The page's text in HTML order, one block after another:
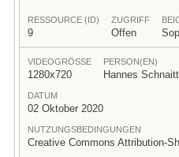
RESSOURCE (ID)
9
ZUGRIFF
Offen
VIDEOGRÖSSE
1280x720
PERSON(EN)
Hannes
DATUM
02 Oktober 2020
NUTZUNGSBEDINGUNGEN
Creative Commons Attribution-